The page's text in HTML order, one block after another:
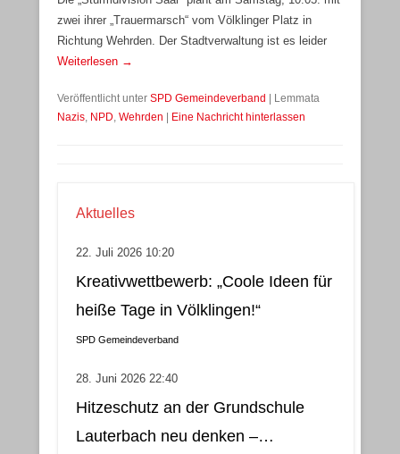
zwei ihrer „Trauermarsch“ vom Völklinger Platz in
Richtung Wehrden. Der Stadtverwaltung ist es leider
Weiterlesen →
Veröffentlicht unter SPD Gemeindeverband
Lemmata
Nazis, NPD, Wehrden Eine Nachricht hinterlassen
Aktuelles
22. Juli 2026 10:20
Kreativwettbewerb: „Coole Ideen für
heiße Tage in Völklingen!“
SPD Gemeindeverband
28. Juni 2026 22:40
Hitzeschutz an der Grundschule
Lauterbach neu denken –